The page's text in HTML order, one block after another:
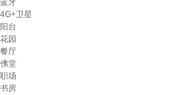
蓝牙
4G+卫星
阳台
花园
餐厅
佛堂
职场
书房